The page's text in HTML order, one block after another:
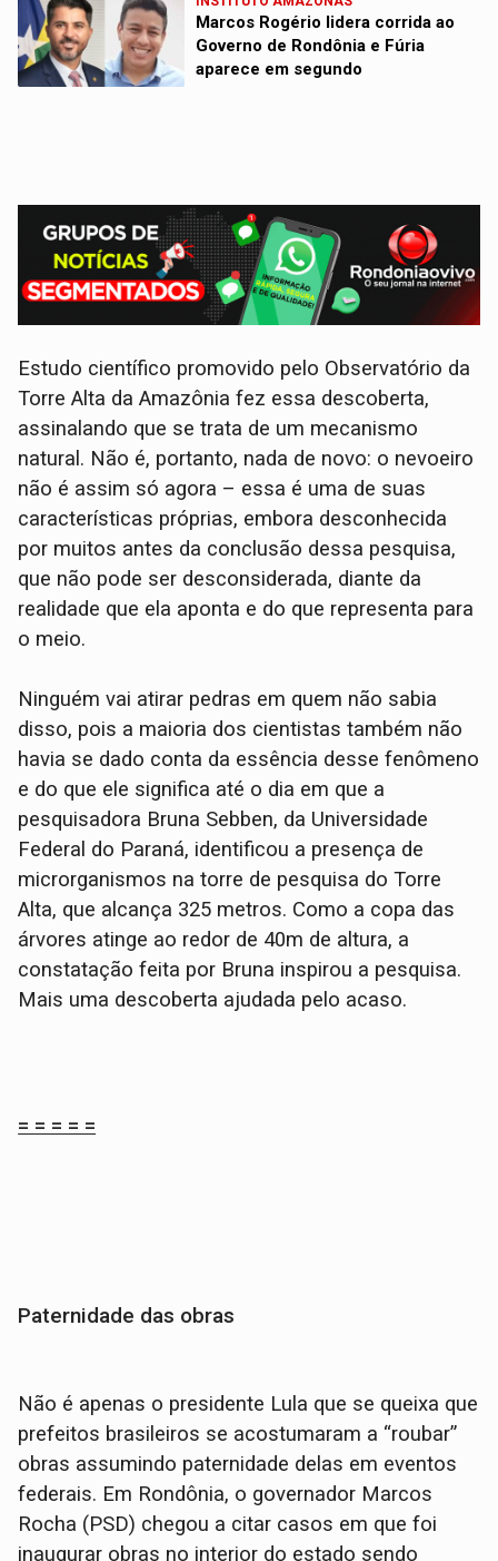
Marcos Rogério lidera corrida ao
Governo de Rondônia e Fúria
aparece em segundo
Estudo científico promovido pelo Observatório da
Torre Alta da Amazônia fez essa descoberta,
assinalando que se trata de um mecanismo
natural. Não é, portanto, nada de novo: o nevoeiro
não é assim só agora – essa é uma de suas
características próprias, embora desconhecida
por muitos antes da conclusão dessa pesquisa,
que não pode ser desconsiderada, diante da
realidade que ela aponta e do que representa para
o meio.
Ninguém vai atirar pedras em quem não sabia
disso, pois a maioria dos cientistas também não
havia se dado conta da essência desse fenômeno
e do que ele significa até o dia em que a
pesquisadora Bruna Sebben, da Universidade
Federal do Paraná, identificou a presença de
microrganismos na torre de pesquisa do Torre
Alta, que alcança 325 metros. Como a copa das
árvores atinge ao redor de 40m de altura, a
constatação feita por Bruna inspirou a pesquisa.
Mais uma descoberta ajudada pelo acaso.
= = = = =
Paternidade das obras
Não é apenas o presidente Lula que se queixa que
prefeitos brasileiros se acostumaram a “roubar”
obras assumindo paternidade delas em eventos
federais. Em Rondônia, o governador Marcos
Rocha (PSD) chegou a citar casos em que foi
inaugurar obras no interior do estado sendo